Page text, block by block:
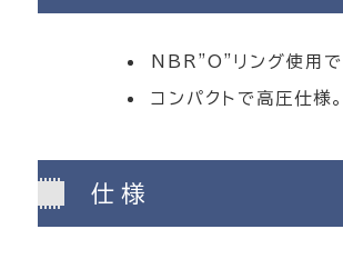
NBR"O"リング使用で
コンパクトで高圧仕様。
仕様